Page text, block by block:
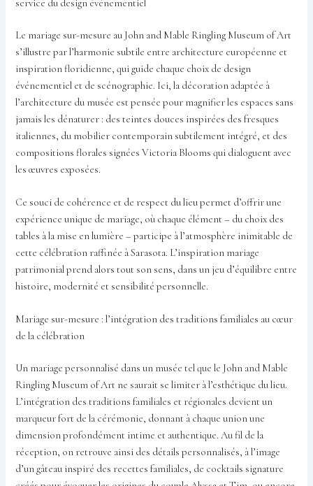
service du design événementiel
Le mariage sur-mesure au John and Mable Ringling Museum of Art
s’illustre par l’harmonie subtile entre architecture européenne et
inspiration floridienne, qui guide chaque choix de design
événementiel et de scénographie. Ici, la décoration adaptée à
l’architecture du musée est pensée pour magnifier les espaces sans
jamais les dénaturer : des teintes douces inspirées des fresques
italiennes, du mobilier contemporain subtilement intégré, et des
compositions florales signées Victoria Blooms qui dialoguent avec
les œuvres exposées.
Ce souci de cohérence et de respect du lieu permet d’offrir une
expérience unique de mariage, où chaque élément – du choix des
tables à la mise en lumière – participe à l’atmosphère inimitable de
cette célébration raffinée à Sarasota. L’inspiration mariage
patrimonial prend alors tout son sens, dans un jeu d’équilibre entre
histoire, modernité et sensibilité personnelle.
Mariage sur-mesure : l’intégration des traditions familiales au cœur
de la célébration
Un mariage personnalisé dans un musée tel que le John and Mable
Ringling Museum of Art ne saurait se limiter à l’esthétique du lieu.
L’intégration des traditions familiales et régionales devient un
marqueur fort de la cérémonie, donnant à chaque union une
dimension profondément intime et authentique. Au fil de la
réception, on retrouve ainsi des détails personnalisés, à l’image
d’un gâteau inspiré des recettes familiales, de cocktails signature